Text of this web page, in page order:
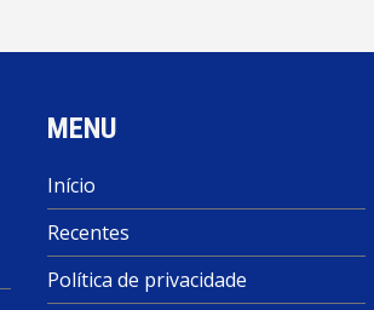
MENU
Início
Recentes
Política de privacidade